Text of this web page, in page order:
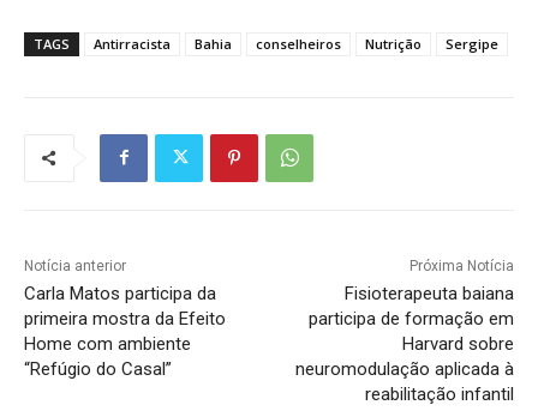
TAGS Antirracista Bahia conselheiros Nutrição Sergipe
Notícia anterior
Carla Matos participa da
primeira mostra da Efeito
Home com ambiente
“Refúgio do Casal”
Próxima Notícia
Fisioterapeuta baiana
participa de formação em
Harvard sobre
neuromodulação aplicada à
reabilitação infantil